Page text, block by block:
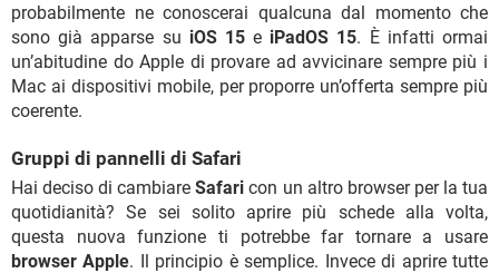
probabilmente ne conoscerai qualcuna dal momento che
sono già apparse su iOS 15e iPadOS 15. È infatti ormai
un’abitudine do Apple di provare ad avvicinare sempre più i
Mac ai dispositivi mobile, per proporre un’offerta sempre più
coerente.
Gruppi di pannelli di Safari
Hai deciso di cambiareSafari con un altro browser per la tua
quotidianità? Se sei solito aprire più schede alla volta,
questa nuova funzione ti potrebbe far tornare a usare
browser Apple. Il principio è semplice. Invece di aprire tutte